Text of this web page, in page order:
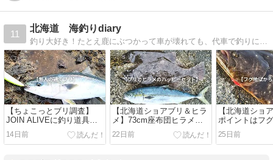
11
北海道 海釣りdiary
【ちょこっとブリ調査】
JOIN ALIVEに釣り道具を
積んでいった釣りバカ
14日前
【北海道ショアブリ＆ヒラ
メ】73cm座布団ヒラメに
75cmワラサ！「大谷翔平
釣法」が大成功
22日前
【北海道ショ
ポイントはフ
25日前